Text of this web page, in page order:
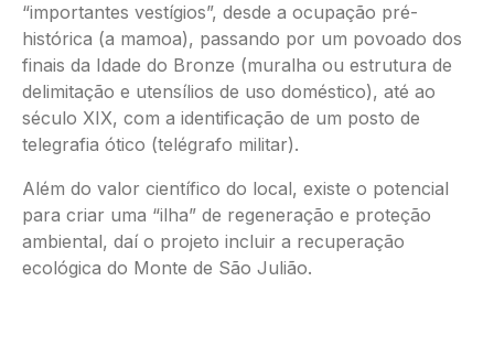
“importantes vestígios”, desde a ocupação pré-
histórica (a mamoa), passando por um povoado dos
finais da Idade do Bronze (muralha ou estrutura de
delimitação e utensílios de uso doméstico), até ao
século XIX, com a identificação de um posto de
telegrafia ótico (telégrafo militar).
Além do valor científico do local, existe o potencial
para criar uma “ilha” de regeneração e proteção
ambiental, daí o projeto incluir a recuperação
ecológica do Monte de São Julião.